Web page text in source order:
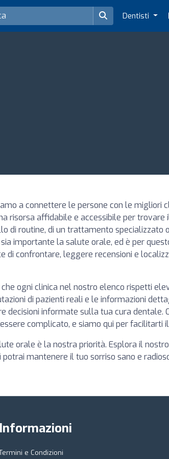
Dentisti
a connettere le persone con le migliori
risorsa affidabile e accessibile per trovare
di routine, di un trattamento specializzato
importante la salute orale, ed è per
di confrontare, leggere recensioni e
ogni clinica nel nostro elenco rispetti
di pazienti reali e le informazioni
decisioni informate sulla tua cura dentale.
complicato, e siamo qui per facilitarti
orale è la nostra priorità. Esplora il
mantenere il tuo sorriso sano e
Informazioni
e Condizioni